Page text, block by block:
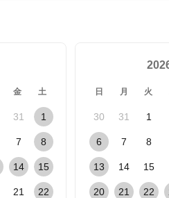
金 土
31 1
7 8
14 15
21 22
日 月 火
30 31 1
6 7 8
13 14 15
20 21 22